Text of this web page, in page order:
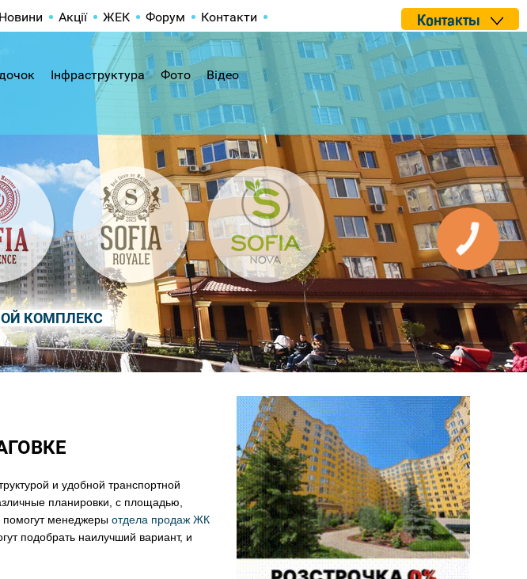
КОМПЛЕКС
Новини Акції ЖЕК Форум Контакти Контакты
Інфраструктура Фото Відео
и удобной транспортной
планировки, с площадью,
помогут менеджеры отдела продаж ЖК
подобрать наилучший вариант, и